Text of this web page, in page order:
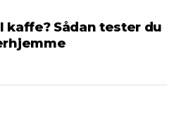
kaffe? Sådan tester du